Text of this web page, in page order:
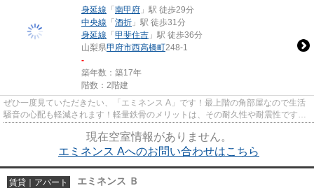
身延線 「 南甲府 」駅 徒歩29分
中央線 「 酒折 」駅 徒歩31分
身延線 「 甲斐住吉 」駅 徒歩36分
山梨県甲府市西高橋町248-1
-
築年数：築17年
階数：2階建
ぜひ一度見ていただきたい、「エミネンス A」です！最上階の角部屋なので生活
騒音の心配も軽減されます！軽量鉄骨のメリットは、その耐久性や耐震性です！
現在空室情報がありません。
エミネンス Aへのお問い合わせはこちら
賃貸｜アパート エミネンス Ｂ